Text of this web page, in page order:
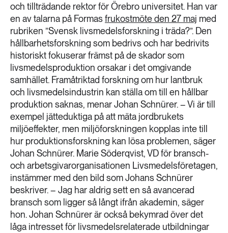
och tillträdande rektor för Örebro universitet. Han var
en av talarna på Formasfrukostmöte den 27 maj med
rubriken ”Svensk livsmedelsforskning i träda?”. Den
hållbarhetsforskning som bedrivs och har bedrivits
historiskt fokuserar främst på de skador som
livsmedelsproduktion orsakar i det omgivande
samhället. Framåtriktad forskning om hur lantbruk
och livsmedelsindustrin kan ställa om till en hållbar
produktion saknas, menar Johan Schnürer. – Vi är till
exempel jätteduktiga på att mäta jordbrukets
miljöeffekter, men miljöforskningen kopplas inte till
hur produktionsforskning kan lösa problemen, säger
Johan Schnürer. Marie Söderqvist, VD för bransch-
och arbetsgivarorganisationen Livsmedelsföretagen,
instämmer med den bild som Johans Schnürer
beskriver. – Jag har aldrig sett en så avancerad
bransch som ligger så långt ifrån akademin, säger
hon. Johan Schnürer är också bekymrad över det
låga intresset för livsmedelsrelaterade utbildningar